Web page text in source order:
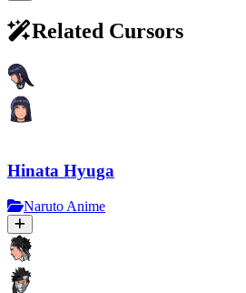
Related Cursors
Hinata Hyuga
Naruto Anime